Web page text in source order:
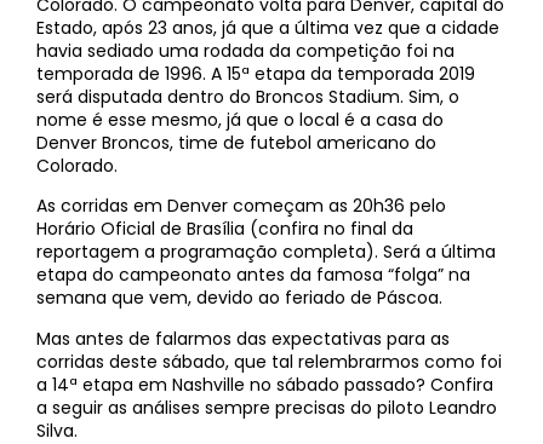
Colorado. O campeonato volta para Denver, capital do
Estado, após 23 anos, já que a última vez que a cidade
havia sediado uma rodada da competição foi na
temporada de 1996. A 15ª etapa da temporada 2019
será disputada dentro do Broncos Stadium. Sim, o
nome é esse mesmo, já que o local é a casa do
Denver Broncos, time de futebol americano do
Colorado.
As corridas em Denver começam as 20h36 pelo
Horário Oficial de Brasília (confira no final da
reportagem a programação completa). Será a última
etapa do campeonato antes da famosa “folga” na
semana que vem, devido ao feriado de Páscoa.
Mas antes de falarmos das expectativas para as
corridas deste sábado, que tal relembrarmos como foi
a 14ª etapa em Nashville no sábado passado? Confira
a seguir as análises sempre precisas do piloto Leandro
Silva.